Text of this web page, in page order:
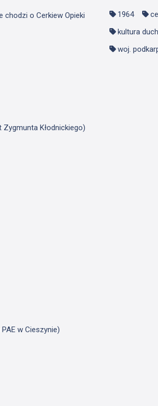
o Cerkiew Opieki
Kłodnickiego)
w Cieszynie)
1964
kultura
woj.